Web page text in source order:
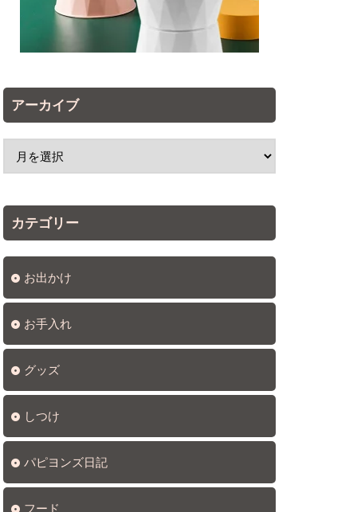
アーカイブ
カテゴリー
お出かけ
お手入れ
グッズ
しつけ
パピヨンズ日記
フード